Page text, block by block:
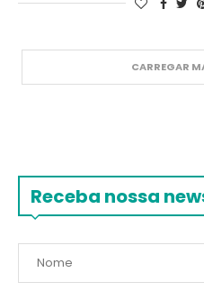
CARREGAR
Receba nossa